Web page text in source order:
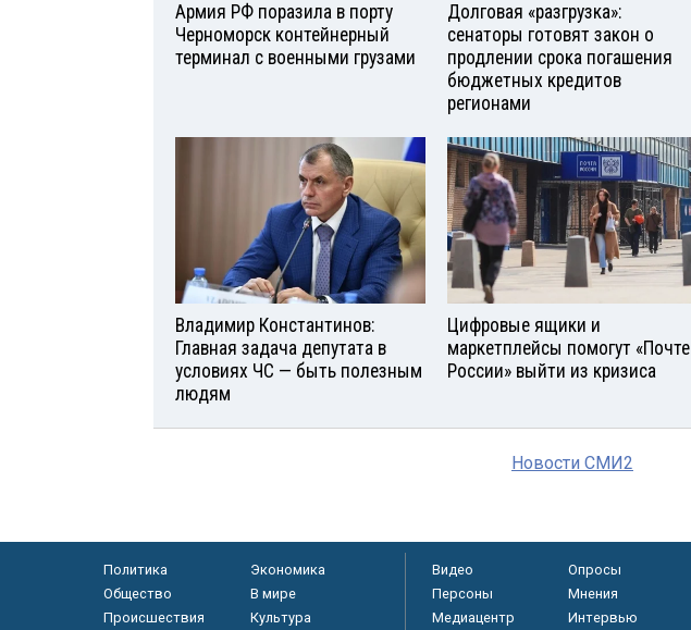
Армия РФ поразила в порту
Черноморск контейнерный
терминал с военными грузами
Долговая «разгрузка»:
сенаторы готовят закон о
продлении срока погашения
бюджетных кредитов
регионами
Владимир Константинов:
Главная задача депутата в
условиях ЧС — быть полезным
людям
Цифровые ящики и
маркетплейсы помогут «Почте
России» выйти из кризиса
Новости СМИ2
Политика
Экономика
Общество
В мире
Происшествия
Культура
Видео Опросы
Персоны
Мнения
Медиацентр
Интервью